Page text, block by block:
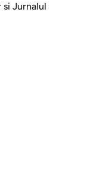
si Jurnalul